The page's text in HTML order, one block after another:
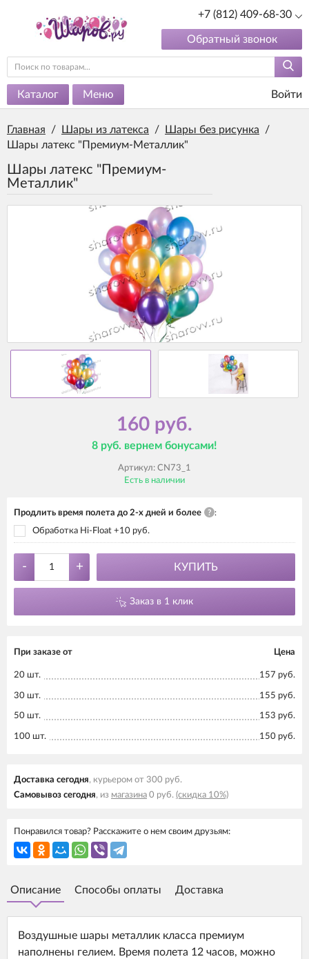
+7 (812) 409-68-30
Обратный звонок
Каталог Меню Войти
Главная / Шары из латекса / Шары без рисунка
/
Шары латекс "Премиум-Металлик"
Шары латекс "Премиум-
Металлик"
160 руб.
8 руб. вернем бонусами!
Артикул: CN73_1
Есть в наличии
Продлить время полета до 2-х дней и более ? :
Обработка Hi-Float +10 руб.
- + КУПИТЬ
Заказ в 1 клик
При заказе от Цена
20 шт. 157 руб.
30 шт. 155 руб.
50 шт. 153 руб.
100 шт. 150 руб.
Доставка cегодня, курьером от 300 руб.
Самовывоз cегодня, из магазина 0 руб. (скидка 10%)
Понравился товар? Расскажите о нем своим друзьям:
Описание Способы оплаты Доставка
Воздушные шары металлик класса премиум
наполнены гелием. Время полета 12 часов, можно